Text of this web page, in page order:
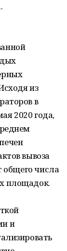
из
в
2020 года,
вывоза
общего числа
площадок.
и